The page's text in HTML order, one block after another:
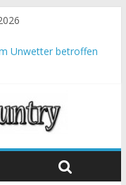
Unwetter betroffen
Bundesliga
und Richards
Seewald führt
XCO-Rennen der